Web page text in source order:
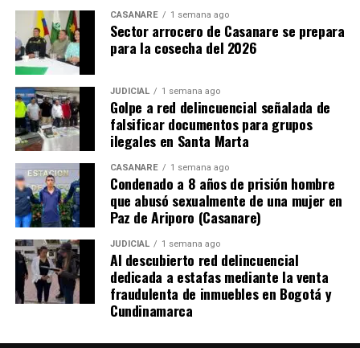
CASANARE 1 semana ago
Sector arrocero de Casanare se prepara
para la cosecha del 2026
JUDICIAL 1 semana ago
Golpe a red delincuencial señalada de
falsificar documentos para grupos
ilegales en Santa Marta
CASANARE 1 semana ago
Condenado a 8 años de prisión hombre
que abusó sexualmente de una mujer en
Paz de Ariporo (Casanare)
JUDICIAL 1 semana ago
Al descubierto red delincuencial
dedicada a estafas mediante la venta
fraudulenta de inmuebles en Bogotá y
Cundinamarca